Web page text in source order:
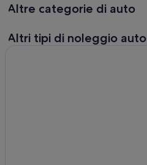
Altre categorie di auto
Altri tipi di noleggio auto